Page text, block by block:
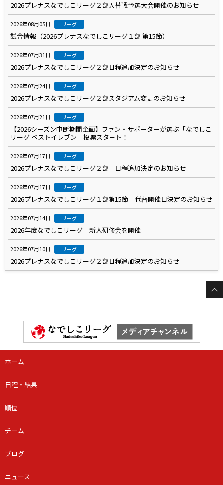
2026プレナスなでしこリーグ２部入替戦予選大会開催のお知らせ
2026年08月05日 リーグ
試合情報（2026プレナスなでしこリーグ１部 第15節）
2026年07月31日 リーグ
2026プレナスなでしこリーグ２部日程追加決定のお知らせ
2026年07月24日 リーグ
2026プレナスなでしこリーグ２部スタジアム変更のお知らせ
2026年07月21日 リーグ
【2026シーズン中断期間企画】ファン・サポーターが選ぶ「なでしこ
リーグ ベストイレブン」投票スタート！
2026年07月17日 リーグ
2026プレナスなでしこリーグ２部 日程追加決定のお知らせ
2026年07月17日 リーグ
2026プレナスなでしこリーグ１部第15節 代替開催日決定のお知らせ
2026年07月14日 リーグ
2026年度なでしこリーグ 新人研修会を開催
2026年07月10日 リーグ
2026プレナスなでしこリーグ２部日程追加決定のお知らせ
ホーム
日程・結果
順位
チーム
ブログ
ニュース